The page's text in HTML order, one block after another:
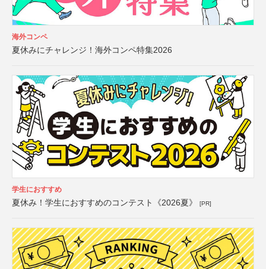
海外コンペ
夏休みにチャレンジ！海外コンペ特集2026
学生におすすめ
夏休み！学生におすすめのコンテスト《2026夏》 [PR]